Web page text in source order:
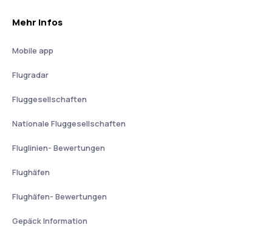
Mehr Infos
Mobile app
Flugradar
Fluggesellschaften
Nationale Fluggesellschaften
Fluglinien- Bewertungen
Flughäfen
Flughäfen- Bewertungen
Gepäck Information